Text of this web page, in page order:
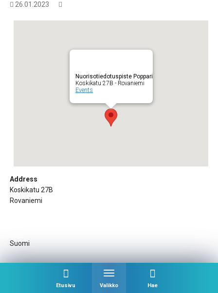
Etusivu Valikko Hae
26.01.2023
Nuorisotiedotuspiste Poppari
Koskikatu 27B - Rovaniemi
Events
Address
Koskikatu 27B
Rovaniemi
Suomi
Upcoming Events